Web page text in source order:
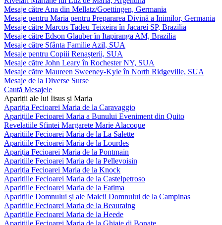
Mesaje către Ana din Mellatz/Goettingen, Germania
Mesaje pentru Maria pentru Prepararea Divină a Inimilor, Germania
Mesaje către Marcos Tadeu Teixeira în Jacareí SP, Brazilia
Mesaje către Edson Glauber în Itapiranga AM, Brazilia
Mesaje către Sfânta Familie Azil, SUA
Mesaje pentru Copiii Renașterii, SUA
Mesaje către John Leary în Rochester NY, SUA
Mesaje către Maureen Sweeney-Kyle în North Ridgeville, SUA
Mesaje de la Diverse Surse
Caută Mesajele
Apariții ale lui Iisus și Maria
Apariția Fecioarei Maria de la Caravaggio
Aparițiile Fecioarei Maria a Bunului Eveniment din Quito
Revelatiile Sfintei Margarete Marie Alacoque
Aparitiile Fecioarei Maria de la La Salette
Aparitiile Fecioarei Maria de la Lourdes
Apariția Fecioarei Maria de la Pontmain
Aparitiile Fecioarei Maria de la Pellevoisin
Apariția Fecioarei Maria de la Knock
Aparitiile Fecioarei Maria de la Castelpetroso
Aparitiile Fecioarei Maria de la Fatima
Aparițiile Domnului și ale Maicii Domnului de la Campinas
Aparitiile Fecioarei Maria de la Beauraing
Aparițiile Fecioarei Maria de la Heede
Aparitiile Fecioarei Maria de la Ghiaie di Bonate